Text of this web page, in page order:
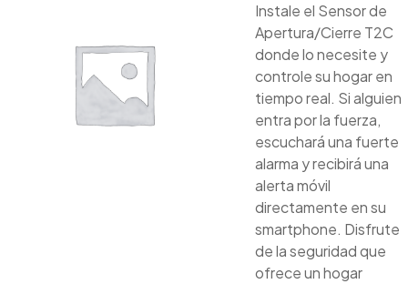
Instale el Sensor de
Apertura/Cierre T2C
donde lo necesite y
controle su hogar en
tiempo real. Si alguien
entra por la fuerza,
escuchará una fuerte
alarma y recibirá una
alerta móvil
directamente en su
smartphone. Disfrute
de la seguridad que
ofrece un hogar